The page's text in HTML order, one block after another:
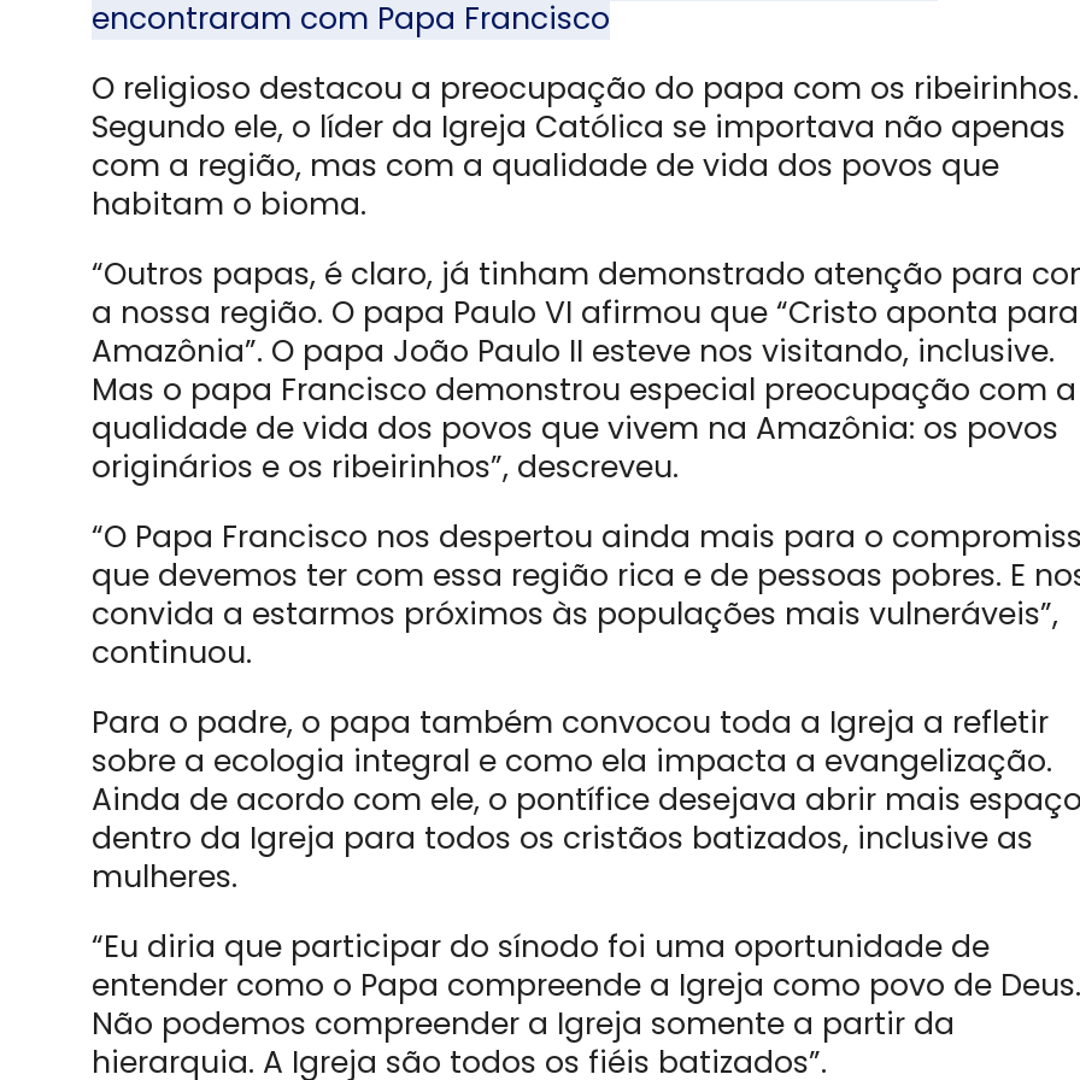
encontraram com Papa Francisco
O religioso destacou a preocupação do papa com os ribeirinhos.
Segundo ele, o líder da Igreja Católica se importava não apenas
com a região, mas com a qualidade de vida dos povos que
habitam o bioma.
“Outros papas, é claro, já tinham demonstrado atenção para
a nossa região. O papa Paulo VI afirmou que “Cristo aponta
Amazônia”. O papa João Paulo II esteve nos visitando, inclusive.
Mas o papa Francisco demonstrou especial preocupação com a
qualidade de vida dos povos que vivem na Amazônia: os povos
originários e os ribeirinhos”, descreveu.
“O Papa Francisco nos despertou ainda mais para o
que devemos ter com essa região rica e de pessoas pobres. E
convida a estarmos próximos às populações mais vulneráveis”,
continuou.
Para o padre, o papa também convocou toda a Igreja a refletir
sobre a ecologia integral e como ela impacta a evangelização.
Ainda de acordo com ele, o pontífice desejava abrir mais espaço
dentro da Igreja para todos os cristãos batizados, inclusive as
mulheres.
“Eu diria que participar do sínodo foi uma oportunidade de
entender como o Papa compreende a Igreja como povo de Deus.
Não podemos compreender a Igreja somente a partir da
hierarquia. A Igreja são todos os fiéis batizados”.